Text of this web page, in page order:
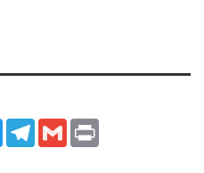
TwitterTelegram
Gmail